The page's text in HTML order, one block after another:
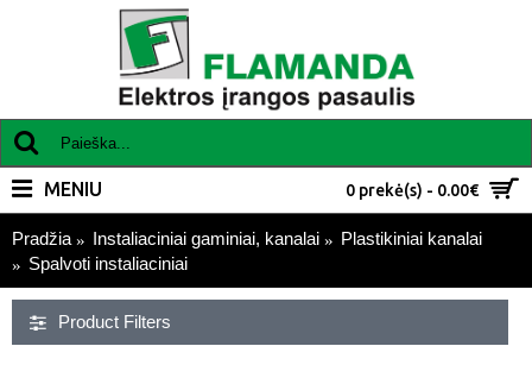
0 prekė(s) - 0.00€
MENIU
Pradžia Instaliaciniai gaminiai, kanalai
Plastikiniai kanalai
Spalvoti instaliaciniai
Product Filters